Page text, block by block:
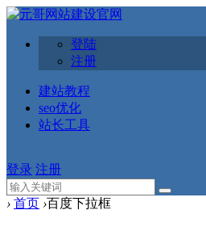
登陆
注册
建站教程
seo优化
站长工具
登录 注册
› 首页 ›百度下拉框